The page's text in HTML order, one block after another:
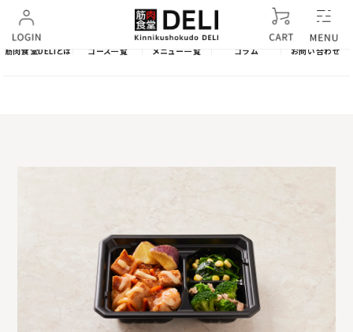
筋肉食堂DELIとは コース一覧 メニュー一覧 コラム お問い合わせ